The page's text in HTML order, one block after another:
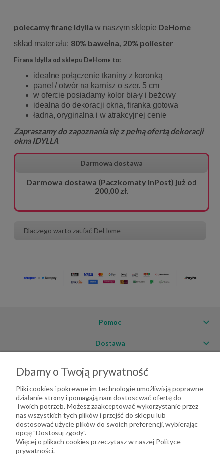
polecamy firanę Idylla w naszym sklepie DeHome
skład materiału: 80% bawełna, 20% poliester
Firana Idylla od sklepu DeHome to:
idealne połączenie tkaniny z koronką
panel / otwór na karnisz o szer. 5 cm
w ofercie posiadamy kolor biały i beżowy
idealna do dekoracji okna, firanka gotowa
ładna, oryginalna i w atrakcyjnej cenie
Zapraszamy do zapoznania się z pełną ofertą dekoracji
okna IDYLLA
Darmowa dostawa
Darmowa dostawa (Paczkomaty InPost) już od
200,00 zł.
Dlaczego warto zaufać DeHome
Pomoc
Dostawa
O firmie
Dbamy o Twoją prywatność
Pliki cookies i pokrewne im technologie umożliwiają poprawne
działanie strony i pomagają nam dostosować ofertę do
Twoich potrzeb. Możesz zaakceptować wykorzystanie przez
nas wszystkich tych plików i przejść do sklepu lub
dostosować użycie plików do swoich preferencji, wybierając
opcję "Dostosuj zgody".
Więcej o plikach cookies przeczytasz w naszej Polityce
prywatności.